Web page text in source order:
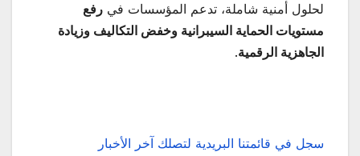
لحلول أمنية شاملة، تدعم المؤسسات في رفع
مستويات الحماية السيبرانية وخفض التكاليف وزيادة
الجاهزية الرقمية.
سجل في قائمتنا البريدية لتصلك آخر الأخبار